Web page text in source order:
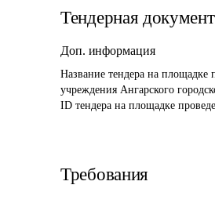
Тендерная
Доп. информация
Название тендера на площадке
учреждения Ангарского
ID тендера на площадке
Требования